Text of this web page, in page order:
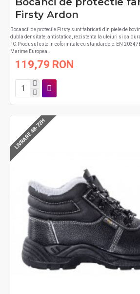
Firsty Ardon
Bocancii de protectie Firsty sunt fabricati din piele de
dubla densitate, antistatica, rezistenta la uleiuri si
°C.Produsul este in coformitate cu standardele: EN
Marime Europea..
119,79 RON
LIVRARE 48-72H